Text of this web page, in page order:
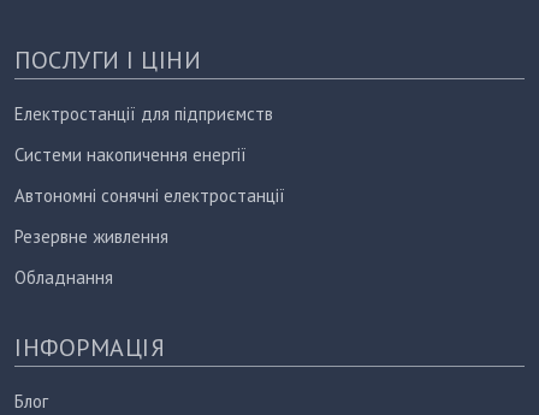
ПОСЛУГИ І ЦІНИ
Електростанції для підприємств
Системи накопичення енергії
Автономні сонячні електростанції
Резервне живлення
Обладнання
ІНФОРМАЦІЯ
Блог